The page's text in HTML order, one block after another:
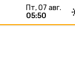
пт, 07 авг.
05:50